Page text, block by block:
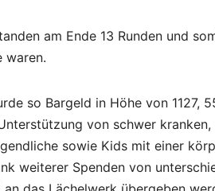
am Ende 13 Runden und
waren.
so Bargeld in Höhe von 1127,
von schwer
sowie Kids mit einer
weiterer Spenden von